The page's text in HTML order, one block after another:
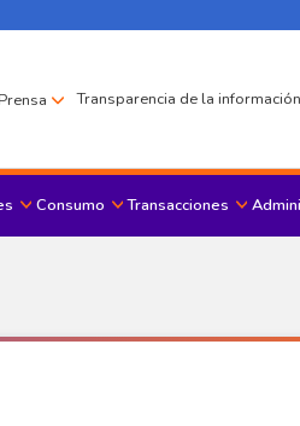
Transparencia de la información
Menu principal
Consumo Transacciones